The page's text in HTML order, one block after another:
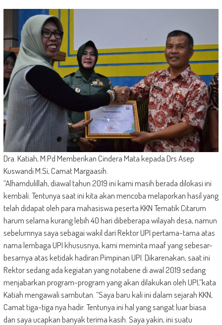
Dra. Katiah, M.Pd Memberikan Cindera Mata kepada Drs Asep
Kuswandi M.Si, Camat Margaasih.
“Alhamdulillah, diawal tahun 2019 ini kami masih berada dilokasi ini
kembali. Tentunya saat ini kita akan mencoba melaporkan hasil yang
telah didapat oleh para mahasiswa peserta KKN Tematik Citarum
harum selama kurang lebih 40 hari dibeberapa wilayah desa, namun
sebelumnya saya sebagai wakil dari Rektor UPI pertama-tama atas
nama lembaga UPI khususnya, kami meminta maaf yang sebesar-
besarnya atas ketidak hadiran Pimpinan UPI. Dikarenakan, saat ini
Rektor sedang ada kegiatan yang notabene di awal 2019 sedang
menjabarkan program-program yang akan dilakukan oleh UPI,”kata
Katiah mengawali sambutan. “Saya baru kali ini dalam sejarah KKN,
Camat tiga-tiga nya hadir. Tentunya ini hal yang sangat luar biasa
dan saya ucapkan banyak terima kasih. Saya yakin, ini suatu